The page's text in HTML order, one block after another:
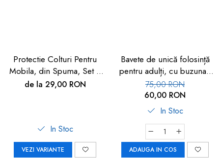
Protectie Colturi Pentru
Mobila, din Spuma, Set 4
buc
de la 29,00 RON
In Stoc
VEZI VARIANTE
Bavete de unică folosință
pentru adulți, cu buzunar,
set 50 buc, FM-108
75,00 RON
60,00 RON
In Stoc
ADAUGA IN COS